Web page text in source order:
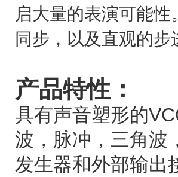
启大量的表演可能
同步，以及直观的
产品特性：
具有声音塑形的
波，脉冲，三角波
发生器和外部输出